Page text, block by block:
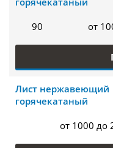
90 от
Лист нержавеющий
горячекатаный
от 1000 до